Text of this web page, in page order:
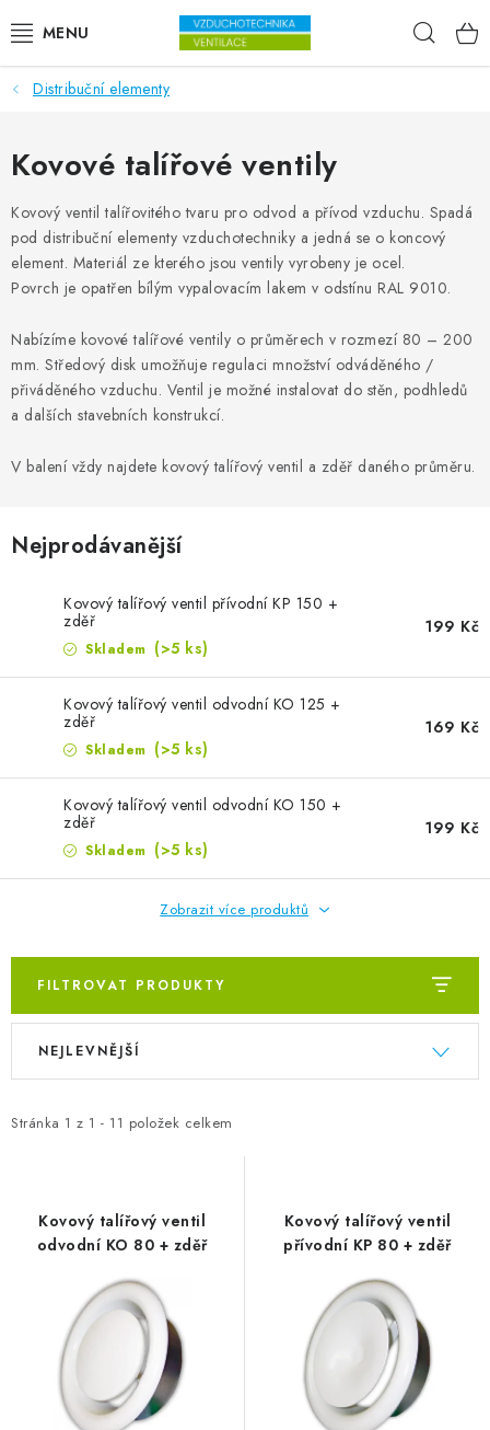
VENTILÁTORY
VZDUCHOTECHNIKA
REKUPERACE
TOPENÍ A CHLAZENÍ
FILTRY
NAHŘÍVACÍ POLŠTÁŘEK S LÁVOVÝM PÍSKEM
VÝPRODEJ
Doprava a platba
Kontakty
Distribuční elementy
Kovové talířové ventily
Kovový ventil talířovitého tvaru pro odvod a přívod vzduchu. Spadá
pod distribuční elementy vzduchotechniky a jedná se o koncový
element. Materiál ze kterého jsou ventily vyrobeny je ocel.
Povrch je opatřen bílým vypalovacím lakem v odstínu RAL 9010.
Nabízíme kovové talířové ventily o průměrech v rozmezí 80 – 200
mm. Středový disk umožňuje regulaci množství odváděného /
přiváděného vzduchu. Ventil je možné instalovat do stěn, podhledů
a dalších stavebních konstrukcí.
V balení vždy najdete kovový talířový ventil a zděř daného průměru.
Nejprodávanější
Kovový talířový ventil přívodní KP 150 +
zděř
Skladem (>5 ks)
199 Kč
Kovový talířový ventil odvodní KO 125 +
zděř
Skladem (>5 ks)
169 Kč
Kovový talířový ventil odvodní KO 150 +
zděř
Skladem (>5 ks)
199 Kč
Zobrazit více produktů
FILTROVAT PRODUKTY
Výpis produktů
Stránka 1 z 1 - 11 položek celkem
Řazení produktů
NEJLEVNĚJŠÍ
Kovový talířový ventil
odvodní KO 80 + zděř
Kovový talířový ventil
přívodní KP 80 + zděř